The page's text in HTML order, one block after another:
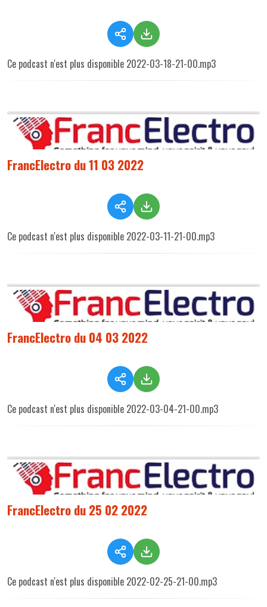
Ce podcast n'est plus disponible 2022-03-18-21-00.mp3
FrancElectro du 11 03 2022
Ce podcast n'est plus disponible 2022-03-11-21-00.mp3
FrancElectro du 04 03 2022
Ce podcast n'est plus disponible 2022-03-04-21-00.mp3
FrancElectro du 25 02 2022
Ce podcast n'est plus disponible 2022-02-25-21-00.mp3